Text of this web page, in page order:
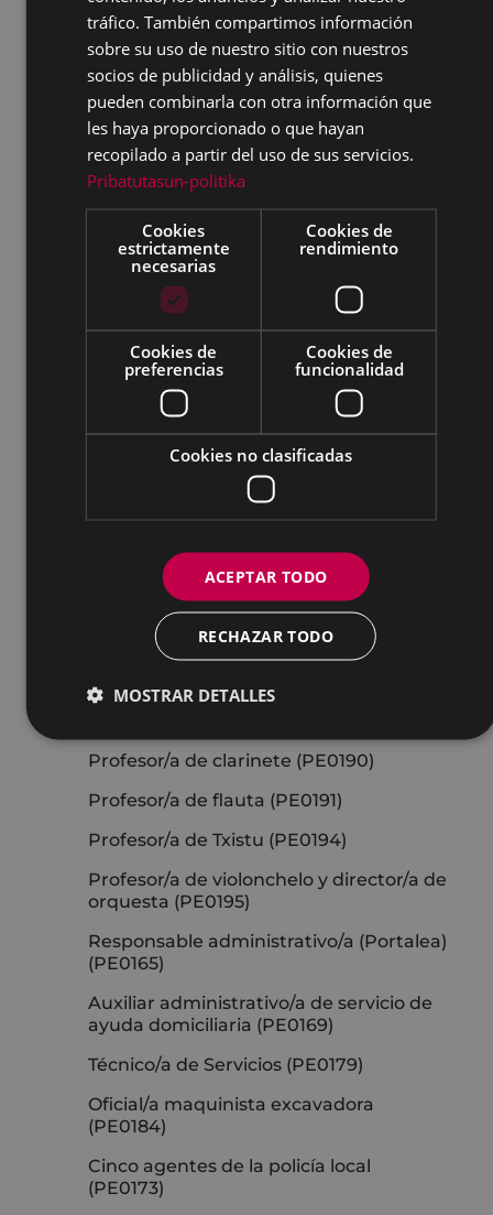
Dos técnicos/as de Informática
Arquitecto/a área de Urbanismo
Responsable de Informática
Procesos de estabilización
Concursos de méritos
Técnico/a de Comunicación y
Transparencia (PE0160)
Dinamizador/a de Andretxea (PE0161)
Profesor/a de dibujo (PE0162)
Profesor/a de percusión (PE0163)
Auxiliar administrativo/a de actas
(PE0167)
Auxiliar administrativo/a de Urbanismo
Auxiliar administrativo/a de Servicios
Auxiliar administrativo/a de Servicios
PL3 (PE0171)
Encargado/a del cementerio (PE0181)
Profesor/a de clarinete (PE0190)
Profesor/a de flauta (PE0191)
Profesor/a de Txistu (PE0194)
Profesor/a de violonchelo y director/a de
orquesta (PE0195)
Responsable administrativo/a (Portalea)
(PE0165)
Auxiliar administrativo/a de servicio de
ayuda domiciliaria (PE0169)
Técnico/a de Servicios (PE0179)
Oficial/a maquinista excavadora
(PE0184)
Cinco agentes de la policía local
(PE0173)
tráfico. También compartimos información
sobre su uso de nuestro sitio con nuestros
socios de publicidad y análisis, quienes
pueden combinarla con otra información que
les haya proporcionado o que hayan
recopilado a partir del uso de sus servicios.
Pribatutasun-politika
Cookies
estrictamente
necesarias
Cookies de
rendimiento
Cookies de
preferencias
Cookies de
funcionalidad
Cookies no clasificadas
ACEPTAR TODO
RECHAZAR TODO
MOSTRAR DETALLES